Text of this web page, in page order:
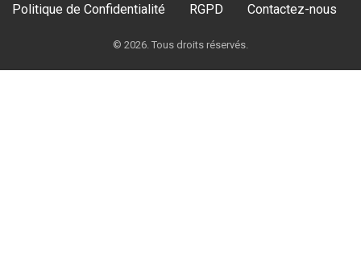
Politique de Confidentialité
RGPD Contactez-nous
© 2026. Tous droits réservés.